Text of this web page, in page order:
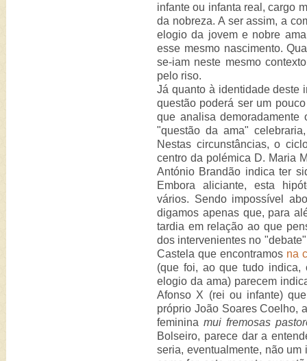
infante ou infanta real, cargo
da nobreza. A ser assim, a
elogio da jovem e nobre
esse mesmo nascimento.
se-iam neste mesmo
pelo riso.
Já quanto à identidade deste
questão poderá ser um
que analisa
"questão da ama"
Nestas circunstâncias, o
centro da polémica D. Maria
António Brandão indica ter
Embora aliciante, esta
vários. Sendo impossível
digamos apenas que, para
tardia em relação ao que
dos intervenientes no
Castela que encontramos na
(que foi, ao que tudo indica,
elogio da ama) parecem
Afonso X (rei ou infante)
próprio João Soares Coelho,
feminina mui fremosas
Bolseiro, parece dar a
seria, eventualmente, não